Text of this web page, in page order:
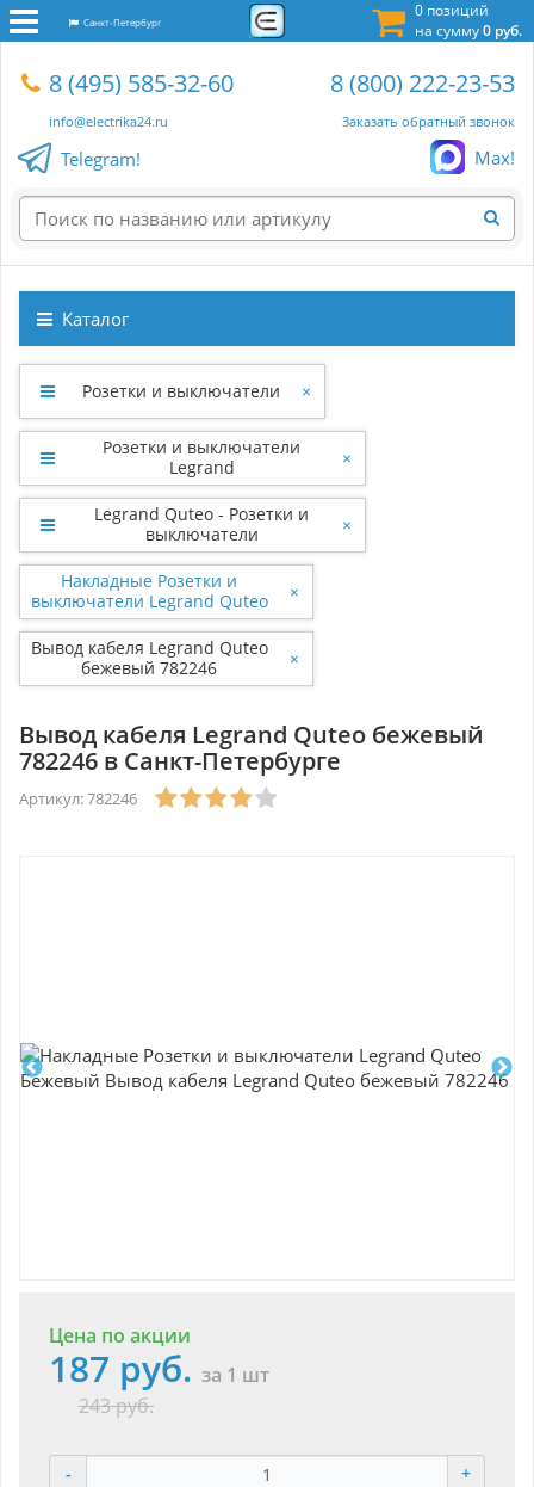
0 позиций
на сумму0 руб.
Санкт-Петербург
8 (495) 585-32-60
info@electrika24.ru
8 (800) 222-23-53
Заказать обратный звонок
Telegram! Max!
Каталог
Розетки и выключатели ×
Розетки и выключатели
Legrand
×
Legrand Quteo - Розетки и
выключатели
×
Накладные Розетки и
выключатели Legrand Quteo
Бежевый
×
Вывод кабеля Legrand Quteo
бежевый 782246
×
Вывод кабеля Legrand Quteo бежевый
782246 в Санкт-Петербурге
Артикул: 782246
Цена по акции
187 руб. за 1 шт
243 руб.
- +